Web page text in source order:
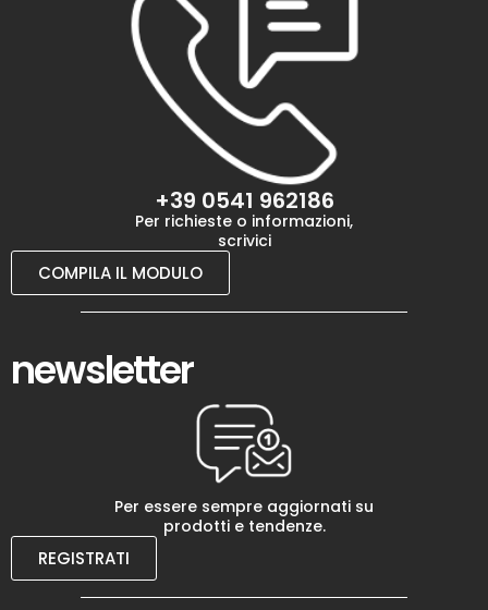
+39 0541 962186
Per richieste o informazioni,
scrivici
COMPILA IL MODULO
newsletter
Per essere sempre aggiornati su
prodotti e tendenze.
REGISTRATI